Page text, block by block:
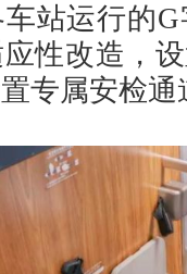
站运行的
性改造，
专属安检